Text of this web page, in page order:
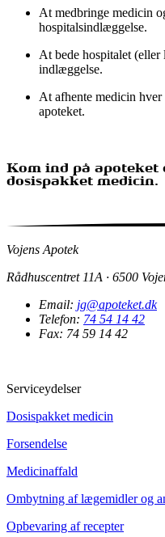
At medbringe medicin
hospitalsindlæggelse.
At bede hospitalet
ind­læggelse.
At afhente medicin
apoteket.
Kom ind på apoteket
dosispakket medicin.
Vojens Apotek
Rådhuscentret 11A · 6500
Email: jg@apoteket.dk
Telefon: 74 54 14 42
Fax: 74 59 14 42
Serviceydelser
Dosispakket medicin
Forsendelse
Medicinaffald
Ombytning af lægemidler og
Opbevaring af recepter